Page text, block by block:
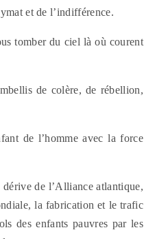
et de l’indifférence.
tomber du ciel là où courent
de colère, de rébellion,
de l’homme avec la force
de l’Alliance atlantique,
la fabrication et le trafic
des enfants pauvres par les